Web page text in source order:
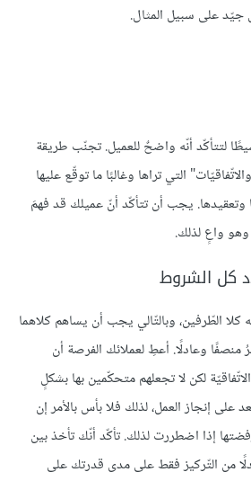
جيّد على سبيل المثال.
لتتأكّد أنّه واضحٌ للعميل. تجنّب طريقة
التي تراها وغالبًا ما توقّع عليها
وتعقيدها. يجب أن تتأكّد أنّ عميلك قد فهمَ
واعٍ لذلك.
كل الشروط
الطّرفين، وبالتّالي يجب أن يساهم كلاهما
وعادلًا. أعطِ لعملائك الفرصة أن
لكن لا تجعلهم متحكّمين بها بشكلٍ
على إنجاز العمل، لذلك فلا بأس بالأمر إن
إذا اضطررت لذلك. تأكّد أنّك تأخذ بين
من التّركيز فقط على مدى قدرتك على